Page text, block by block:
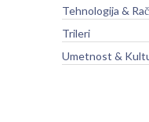
Tehnologija &
Trileri
Umetnost &